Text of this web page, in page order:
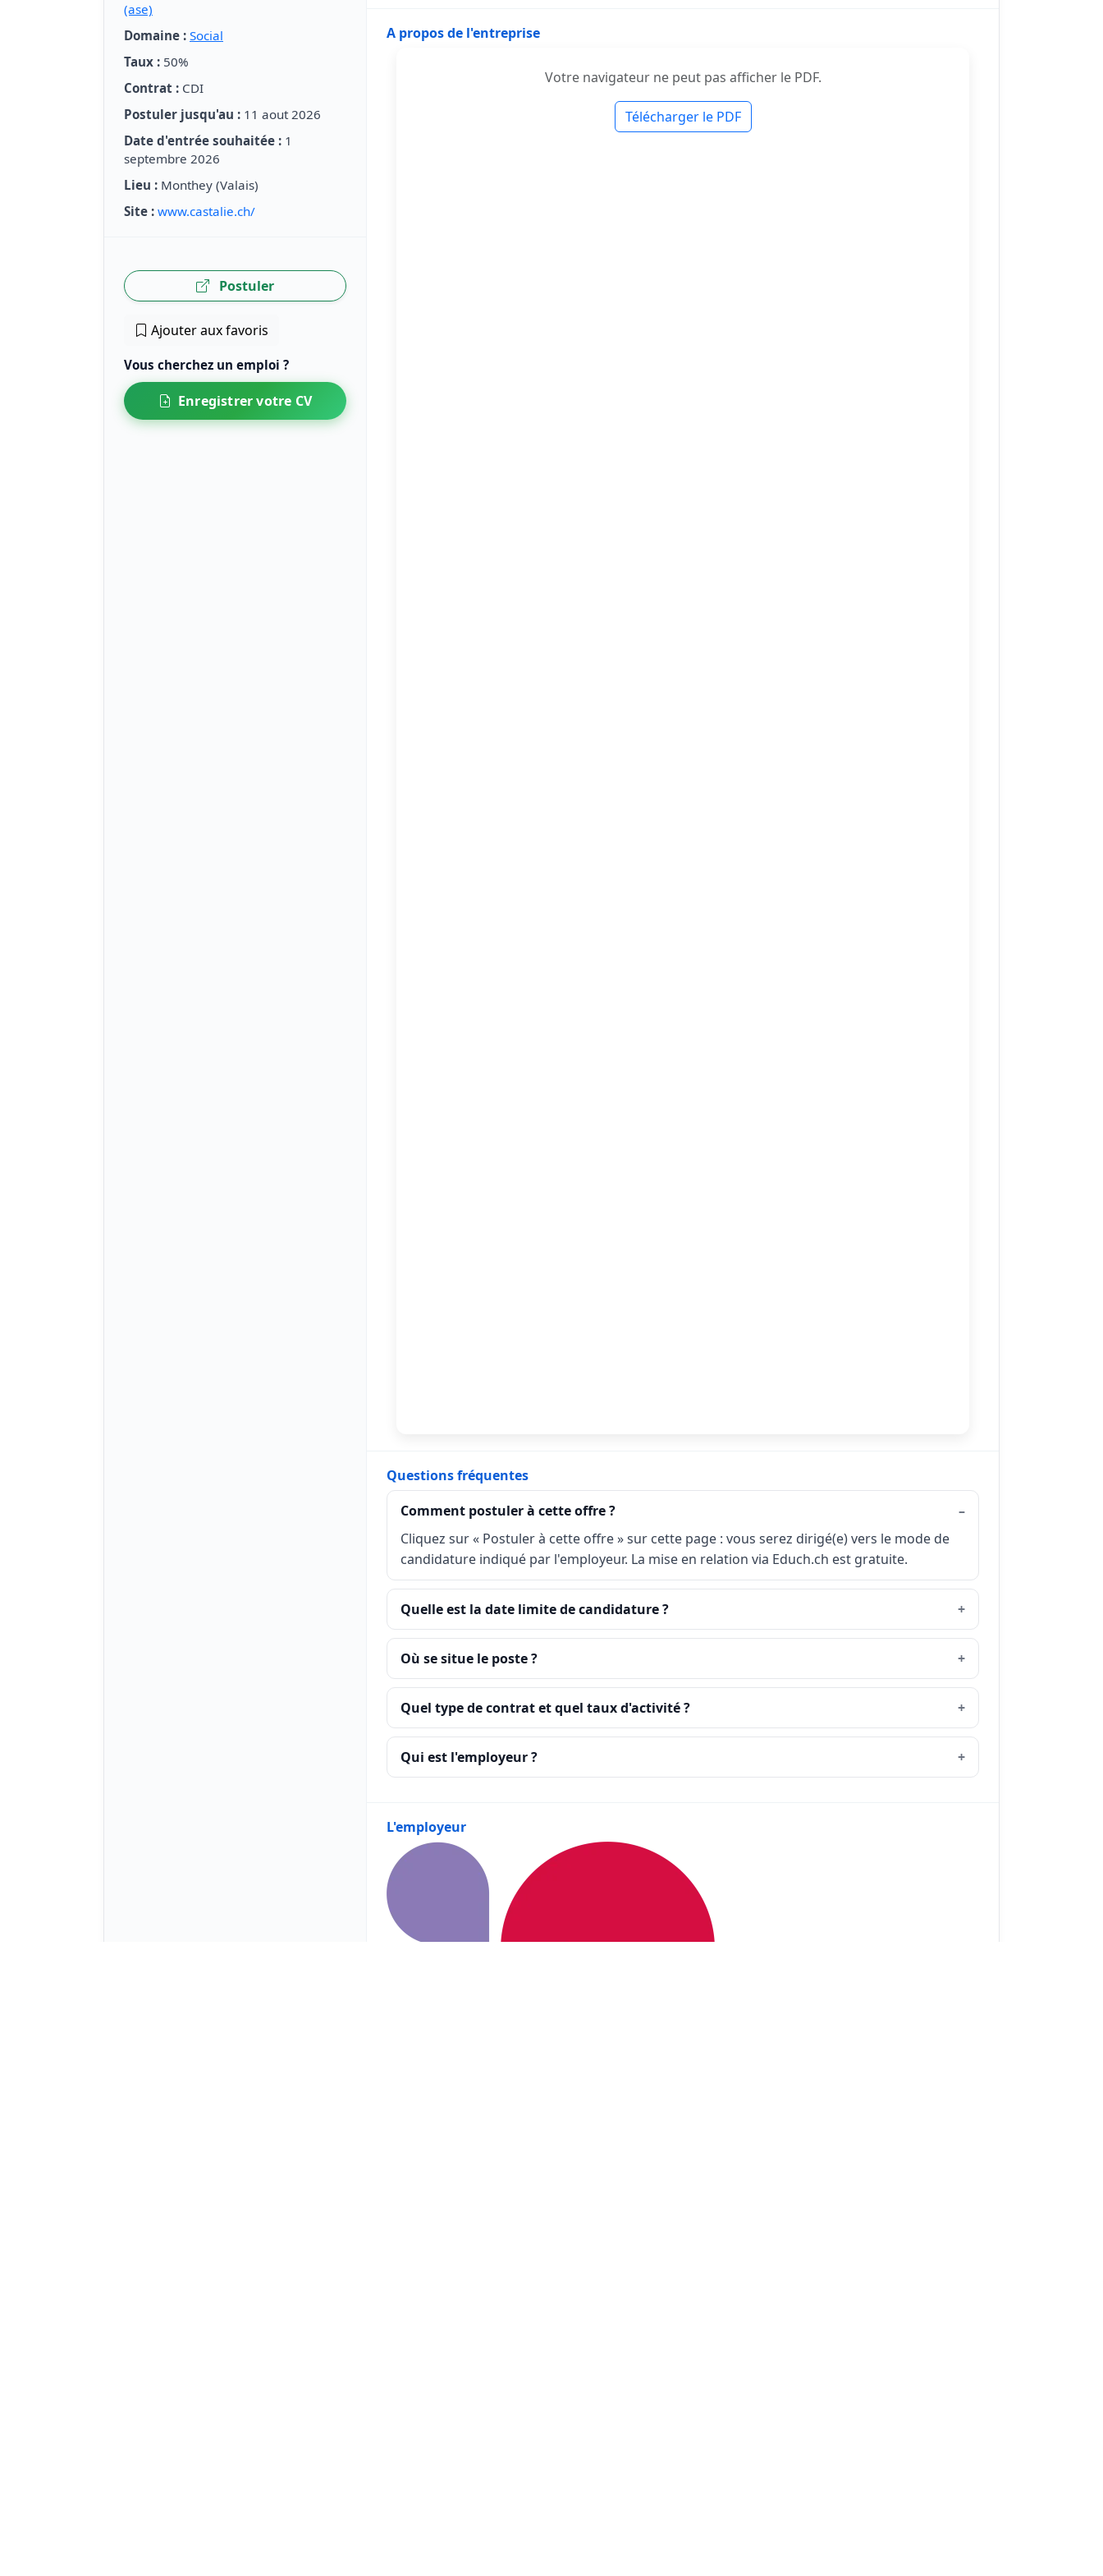
(ase)
Domaine : Social
Taux : 50%
Contrat : CDI
Postuler jusqu'au : 11 aout 2026
Date d'entrée souhaitée : 1
septembre 2026
Lieu : Monthey (Valais)
Site : www.castalie.ch/
Postuler
Ajouter aux favoris
Vous cherchez un emploi ?
Enregistrer votre CV
A propos de l'entreprise
Votre navigateur ne peut pas afficher le PDF.
Télécharger le PDF
Questions fréquentes
Comment postuler à cette offre ?
Cliquez sur « Postuler à cette offre » sur cette page : vous serez dirigé(e) vers le mode de
candidature indiqué par l'employeur. La mise en relation via Educh.ch est gratuite.
Quelle est la date limite de candidature ?
Où se situe le poste ?
Quel type de contrat et quel taux d'activité ?
Qui est l'employeur ?
L'employeur